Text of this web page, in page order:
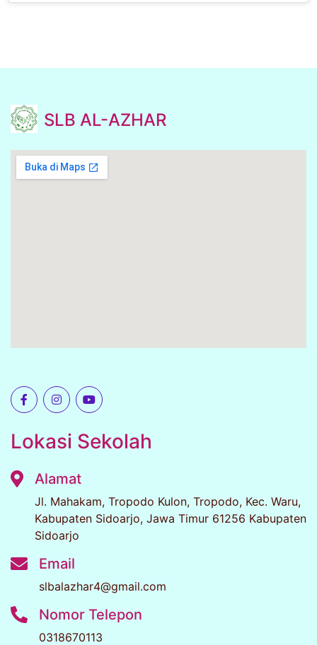
SLB AL-AZHAR
Lokasi Sekolah
Alamat
Jl. Mahakam, Tropodo Kulon, Tropodo, Kec. Waru,
Kabupaten Sidoarjo, Jawa Timur 61256 Kabupaten
Sidoarjo
Email
slbalazhar4@gmail.com
Nomor Telepon
0318670113